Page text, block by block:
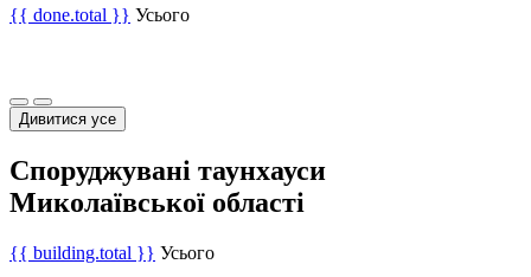
{{ done.total }} Усього
Дивитися усе
Споруджувані таунхауси
Миколаївської області
{{ building.total }} Усього